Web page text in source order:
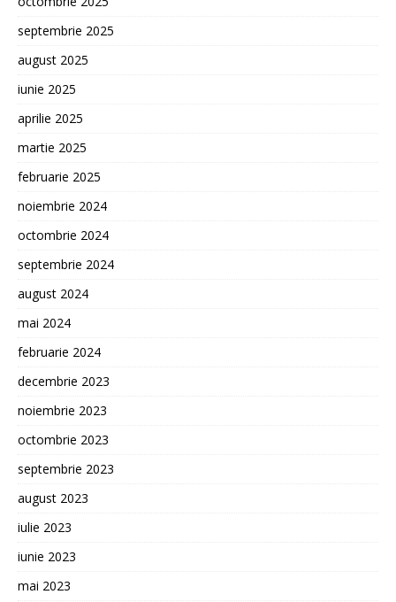
septembrie 2025
august 2025
iunie 2025
aprilie 2025
martie 2025
februarie 2025
noiembrie 2024
octombrie 2024
septembrie 2024
august 2024
mai 2024
februarie 2024
decembrie 2023
noiembrie 2023
octombrie 2023
septembrie 2023
august 2023
iulie 2023
iunie 2023
mai 2023